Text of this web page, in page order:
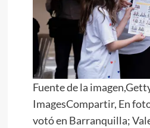
Fuente de la
ImagesCompartir, En
votó en Barranquilla;